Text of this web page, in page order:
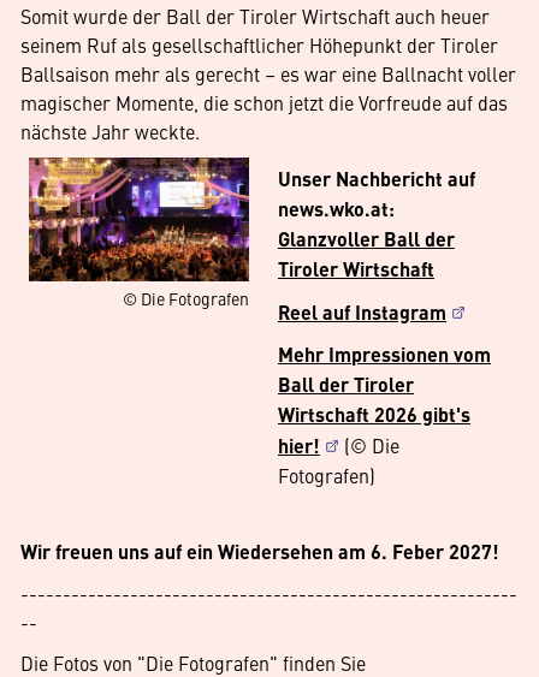
Somit wurde der Ball der Tiroler Wirtschaft auch heuer
seinem Ruf als gesellschaftlicher Höhepunkt der Tiroler
Ballsaison mehr als gerecht – es war eine Ballnacht voller
magischer Momente, die schon jetzt die Vorfreude auf das
nächste Jahr weckte.
© Die Fotografen
Unser Nachbericht auf
news.wko.at:
Glanzvoller Ball der
Tiroler Wirtschaft
Reel auf Instagram
Mehr Impressionen vom
Ball der Tiroler
Wirtschaft 2026 gibt's
hier!
(© Die
Fotografen)
Wir freuen uns auf ein Wiedersehen am 6. Feber 2027!
-----------------------------------------------------------
--
Die Fotos von "Die Fotografen" finden Sie